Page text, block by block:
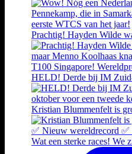
Prachtig! Hayden Wilde
HELD! Derde bij IM
Kristian Blummenfelt is
Wat een sterke races! We